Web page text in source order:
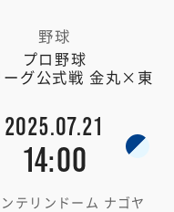
野球
プロ野球
ーグ公式戦 金丸×東
2025.07.21
14:00
テリンドーム ナゴヤ